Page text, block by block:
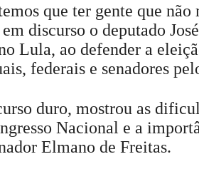
que ter gente que não
em discurso o deputado
Lula, ao defender a
federais e senadores
duro, mostrou as
Nacional e a
Elmano de Freitas.